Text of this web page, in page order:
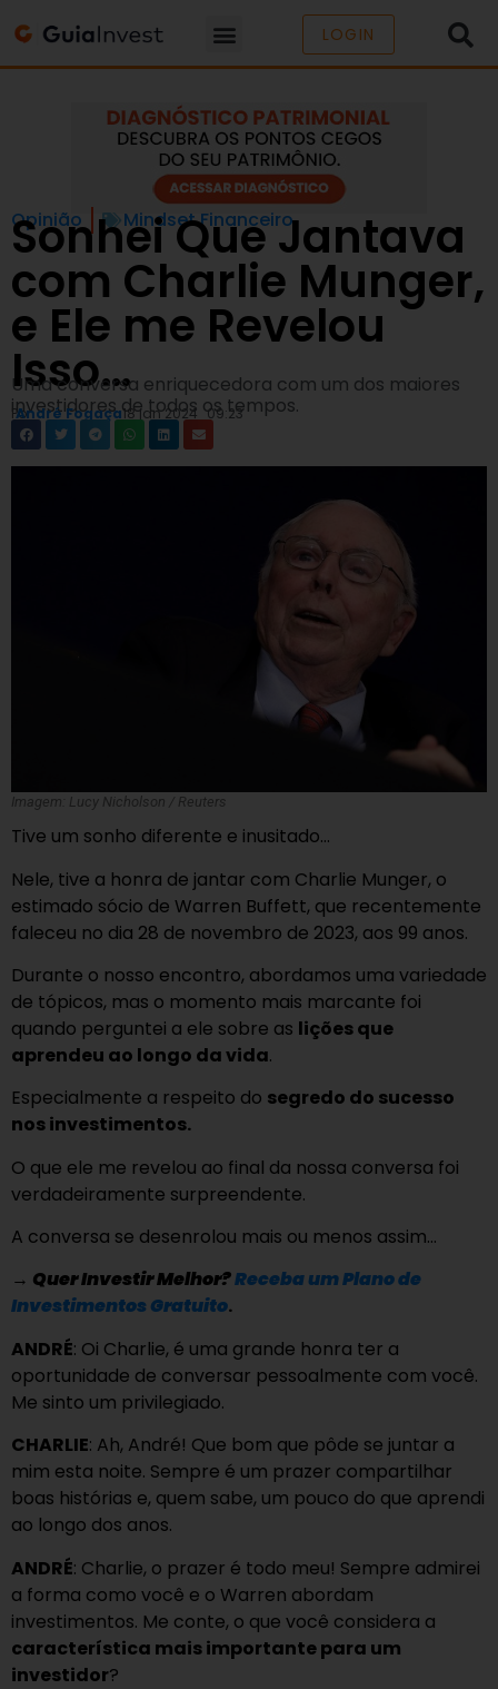
LOGIN
Opinião Mindset Financeiro
Sonhei Que Jantava
com Charlie Munger,
e Ele me Revelou
Isso…
Uma conversa enriquecedora com um dos maiores
investidores de todos os tempos.
Por
André Fogaça18 jan 2024 09:23
Imagem: Lucy Nicholson / Reuters
Tive um sonho diferente e inusitado…
Nele, tive a honra de jantar com Charlie Munger, o
estimado sócio de Warren Buffett, que recentemente
faleceu no dia 28 de novembro de 2023, aos 99 anos.
Durante o nosso encontro, abordamos uma variedade
de tópicos, mas o momento mais marcante foi
quando perguntei a ele sobre as lições que
aprendeu ao longo da vida.
Especialmente a respeito do segredo do sucesso
nos investimentos.
O que ele me revelou ao final da nossa conversa foi
verdadeiramente surpreendente.
A conversa se desenrolou mais ou menos assim…
→ Quer Investir Melhor?Receba um Plano de
Investimentos Gratuito.
ANDRÉ: Oi Charlie, é uma grande honra ter a
oportunidade de conversar pessoalmente com você.
Me sinto um privilegiado.
CHARLIE: Ah, André! Que bom que pôde se juntar a
mim esta noite. Sempre é um prazer compartilhar
boas histórias e, quem sabe, um pouco do que aprendi
ao longo dos anos.
ANDRÉ: Charlie, o prazer é todo meu! Sempre admirei
a forma como você e o Warren abordam
investimentos. Me conte, o que você considera a
característica mais importante para um
investidor?